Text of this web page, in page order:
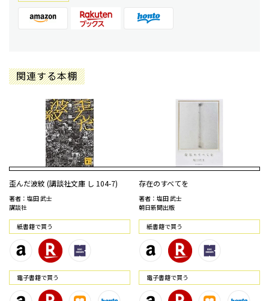
関連する本棚
歪んだ波紋 (講談社文庫 し 104-7)
著者：塩田 武士
講談社
紙書籍で買う
電⼦書籍で買う
存在のすべてを
著者：塩田 武士
朝日新聞出版
紙書籍で買う
電⼦書籍で買う